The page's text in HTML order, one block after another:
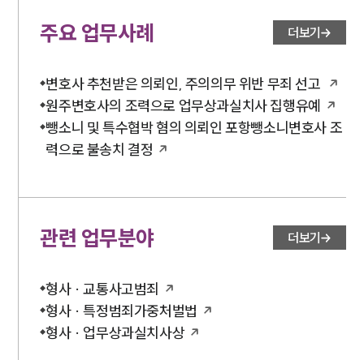
주요 업무사례 더보기
변호사 추천받은 의뢰인, 주의의무 위반 무죄 선고
원주변호사의 조력으로 업무상과실치사 집행유예
뺑소니 및 특수협박 혐의 의뢰인 포항뺑소니변호사 조
력으로 불송치 결정
관련 업무분야 더보기
형사 · 교통사고범죄
형사 · 특정범죄가중처벌법
형사 · 업무상과실치사상